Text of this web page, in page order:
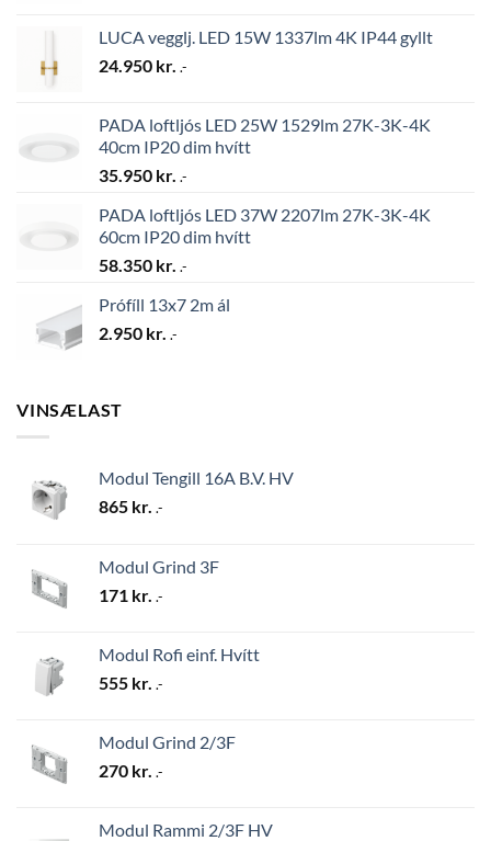
LUCA vegglj. LED 15W 1337lm 4K IP44 gyllt
24.950 kr. .-
PADA loftljós LED 25W 1529lm 27K-3K-4K
40cm IP20 dim hvítt
35.950 kr. .-
PADA loftljós LED 37W 2207lm 27K-3K-4K
60cm IP20 dim hvítt
58.350 kr. .-
Prófíll 13x7 2m ál
2.950 kr. .-
VINSÆLAST
Modul Tengill 16A B.V. HV
865 kr. .-
Modul Grind 3F
171 kr. .-
Modul Rofi einf. Hvítt
555 kr. .-
Modul Grind 2/3F
270 kr. .-
Modul Rammi 2/3F HV